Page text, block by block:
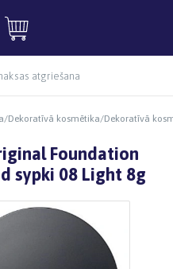
atgriešana
/Dekoratīvā kosmētika/Dekoratīvā
Foundation
sypki 08 Light 8g